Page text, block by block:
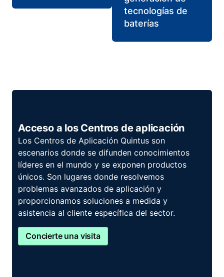
tecnologías de
baterías
Acceso a los Centros de aplicación
Los Centros de Aplicación Quintus son
escenarios donde se difunden conocimientos
líderes en el mundo y se exponen productos
únicos. Son lugares donde resolvemos
problemas avanzados de aplicación y
proporcionamos soluciones a medida y
asistencia al cliente específica del sector.
Concierte una visita